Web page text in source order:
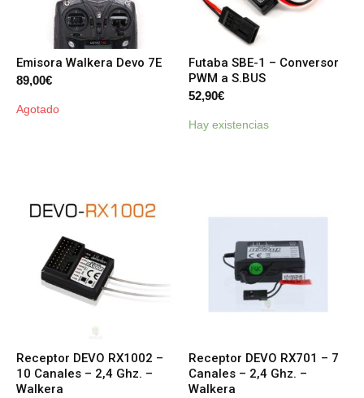
Emisora Walkera Devo 7E
89,00€
Agotado
Futaba SBE-1 – Conversor
PWM a S.BUS
52,90€
Hay existencias
Receptor DEVO RX1002 –
10 Canales – 2,4 Ghz. –
Walkera
Receptor DEVO RX701 – 7
Canales – 2,4 Ghz. –
Walkera